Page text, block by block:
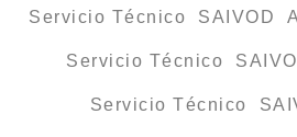
Servicio Técnico SAIVOD
Servicio Técnico
Servicio Técnico